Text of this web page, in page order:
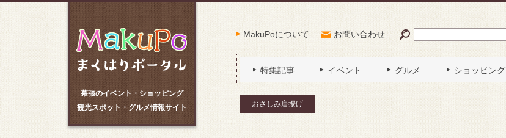
幕張のイベント・ショッピング
観光スポット・グルメ情報サイト
MakuPoについて お問い合わせ
特集記事 イベント グルメ ショッピング
おさしみ唐揚げ